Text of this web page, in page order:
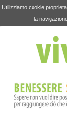
Utilizziamo cookie
la